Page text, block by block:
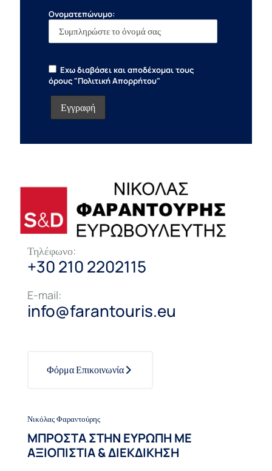
Ονοματεπώνυμο:
Εχω διαβάσει και αποδέχομαι τους
όρους "Πολιτική Απορρήτου"
Τηλέφωνο:
+30 210 2202115
E-mail:
info@farantouris.eu
Φόρμα Επικοινωνία
Νικόλας Φαραντούρης
ΜΠΡΟΣΤΑ ΣΤΗΝ ΕΥΡΩΠΗ ΜΕ
ΑΞΙΟΠΙΣΤΙΑ & ΔΙΕΚΔΙΚΗΣΗ